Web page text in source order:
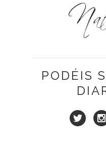
PODÉIS